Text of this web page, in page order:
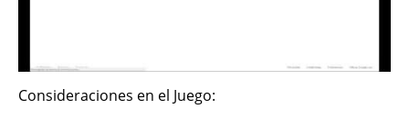
Consideraciones en el Juego: